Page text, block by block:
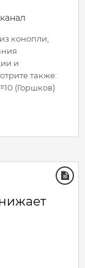
конопли;
и
также:
(Горшков)